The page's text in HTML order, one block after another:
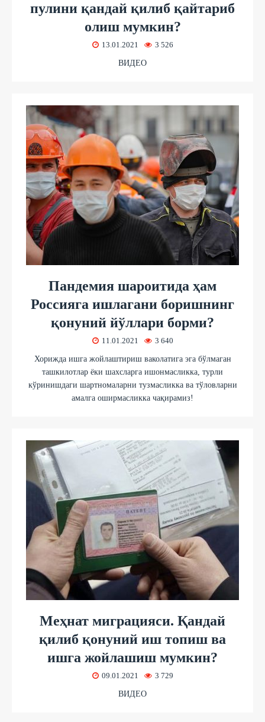
пулини қандай қилиб қайтариб
олиш мумкин?
13.01.2021 3 526
ВИДЕО
Пандемия шароитида ҳам
Россияга ишлагани боришнинг
қонуний йўллари борми?
11.01.2021 3 640
Хорижда ишга жойлаштириш ваколатига эга бўлмаган
ташкилотлар ёки шахсларга ишонмасликка, турли
кўринишдаги шартномаларни тузмасликка ва тўловларни
амалга оширмасликка чақирамиз!
Меҳнат миграцияси. Қандай
қилиб қонуний иш топиш ва
ишга жойлашиш мумкин?
09.01.2021 3 729
ВИДЕО